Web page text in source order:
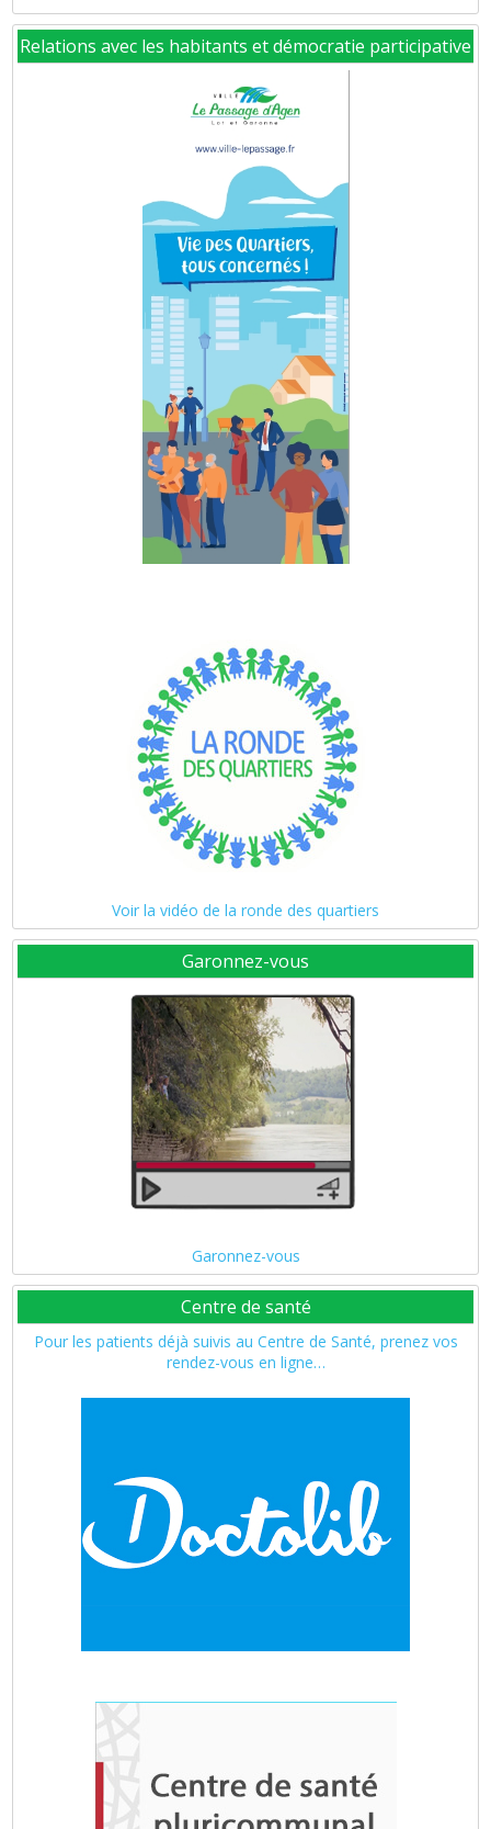
Relations avec les habitants et démocratie participative
Voir la vidéo de la ronde des quartiers
Garonnez-vous
Garonnez-vous
Centre de santé
Pour les patients déjà suivis au Centre de Santé, prenez vos
rendez-vous en ligne…